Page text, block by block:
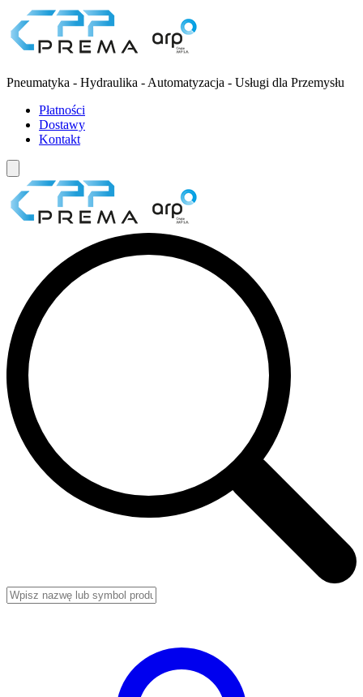
Pneumatyka - Hydraulika - Automatyzacja - Usługi dla Przemysłu
Płatności
Dostawy
Kontakt